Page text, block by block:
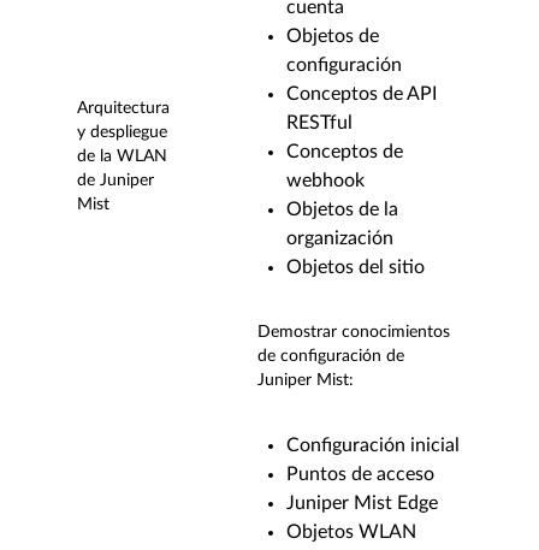
Arquitectura
y despliegue
de la WLAN
de Juniper
Mist
cuenta
Objetos de
configuración
Conceptos de API
RESTful
Conceptos de
webhook
Objetos de la
organización
Objetos del sitio
Demostrar conocimientos
de configuración de
Juniper Mist:
Configuración inicial
Puntos de acceso
Juniper Mist Edge
Objetos WLAN